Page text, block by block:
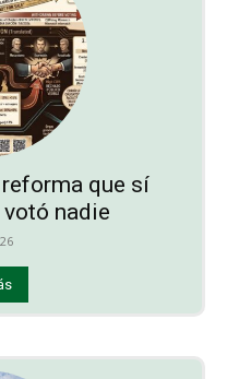
que sí
nadie